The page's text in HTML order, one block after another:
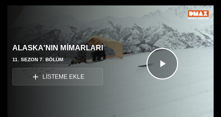
Videoyu
ALASKA'NIN MİMARLARI
11. SEZON 7. BÖLÜM
LİSTEME EKLE